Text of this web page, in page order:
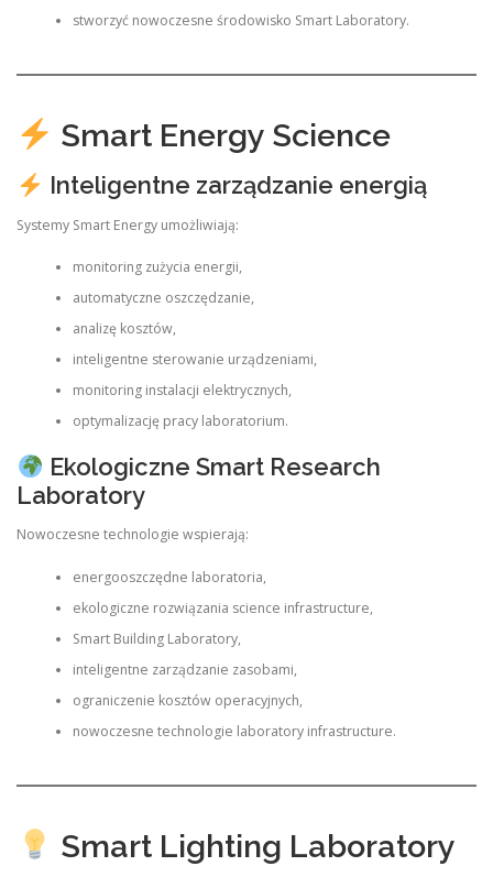
stworzyć nowoczesne środowisko Smart Laboratory.
Smart Energy Science
Inteligentne zarządzanie energią
Systemy Smart Energy umożliwiają:
monitoring zużycia energii,
automatyczne oszczędzanie,
analizę kosztów,
inteligentne sterowanie urządzeniami,
monitoring instalacji elektrycznych,
optymalizację pracy laboratorium.
Ekologiczne Smart Research
Laboratory
Nowoczesne technologie wspierają:
energooszczędne laboratoria,
ekologiczne rozwiązania science infrastructure,
Smart Building Laboratory,
inteligentne zarządzanie zasobami,
ograniczenie kosztów operacyjnych,
nowoczesne technologie laboratory infrastructure.
Smart Lighting Laboratory